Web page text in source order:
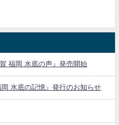
福岡 水底の声』発売開始
岡 水底の記憶』発行のお知らせ